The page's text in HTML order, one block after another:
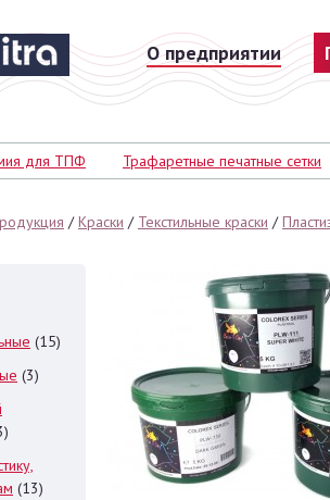
О предприятии
для ТПФ Трафаретные печатные сетки
/Краски / Текстильные краски /
(15)
(3)
(13)